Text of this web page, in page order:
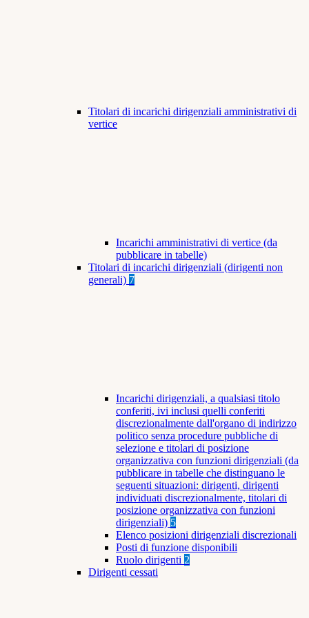
Titolari di incarichi dirigenziali amministrativi di
vertice
Incarichi amministrativi di vertice (da
pubblicare in tabelle)
Titolari di incarichi dirigenziali (dirigenti non
generali) 7
Incarichi dirigenziali, a qualsiasi titolo
conferiti, ivi inclusi quelli conferiti
discrezionalmente dall'organo di indirizzo
politico senza procedure pubbliche di
selezione e titolari di posizione
organizzativa con funzioni dirigenziali (da
pubblicare in tabelle che distinguano le
seguenti situazioni: dirigenti, dirigenti
individuati discrezionalmente, titolari di
posizione organizzativa con funzioni
dirigenziali) 5
Elenco posizioni dirigenziali discrezionali
Posti di funzione disponibili
Ruolo dirigenti 2
Dirigenti cessati